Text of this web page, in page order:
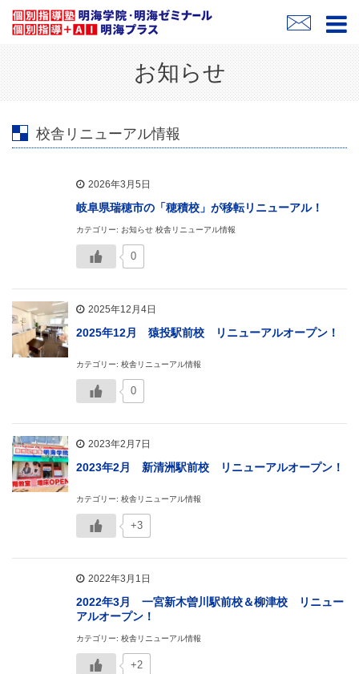
お知らせ
校舎リニューアル情報
2026年3月5日
岐阜県瑞穂市の「穂積校」が移転リニューアル！
カテゴリー: お知らせ 校舎リニューアル情報
0
2025年12月4日
2025年12月 猿投駅前校 リニューアルオープン！
カテゴリー: 校舎リニューアル情報
0
2023年2月7日
2023年2月 新清洲駅前校 リニューアルオープン！
カテゴリー: 校舎リニューアル情報
+3
2022年3月1日
2022年3月 一宮新木曽川駅前校＆柳津校 リニュー
アルオープン！
カテゴリー: 校舎リニューアル情報
+2